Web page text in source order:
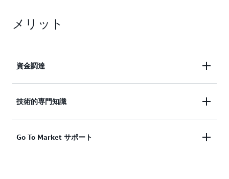
メリット
資金調達
AWS 販促クレジットを受け取ることで、お客様の
AWS での SaaS ワークロードの実行に置き換えるこ
技術的専門知識
AWS の専門家と協力して、実証済みの方法論、自
Go To Market サポート